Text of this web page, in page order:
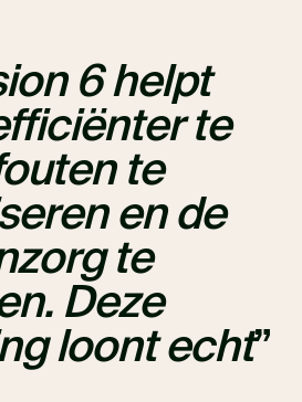
6 helpt
te
te
en de
te
Deze
loont echt